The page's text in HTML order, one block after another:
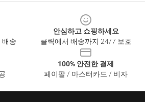
배송
안심하고 쇼핑하세요
클릭에서 배송까지 24/7 보호
100% 안전한 결제
페이팔 / 마스터카드 / 비자